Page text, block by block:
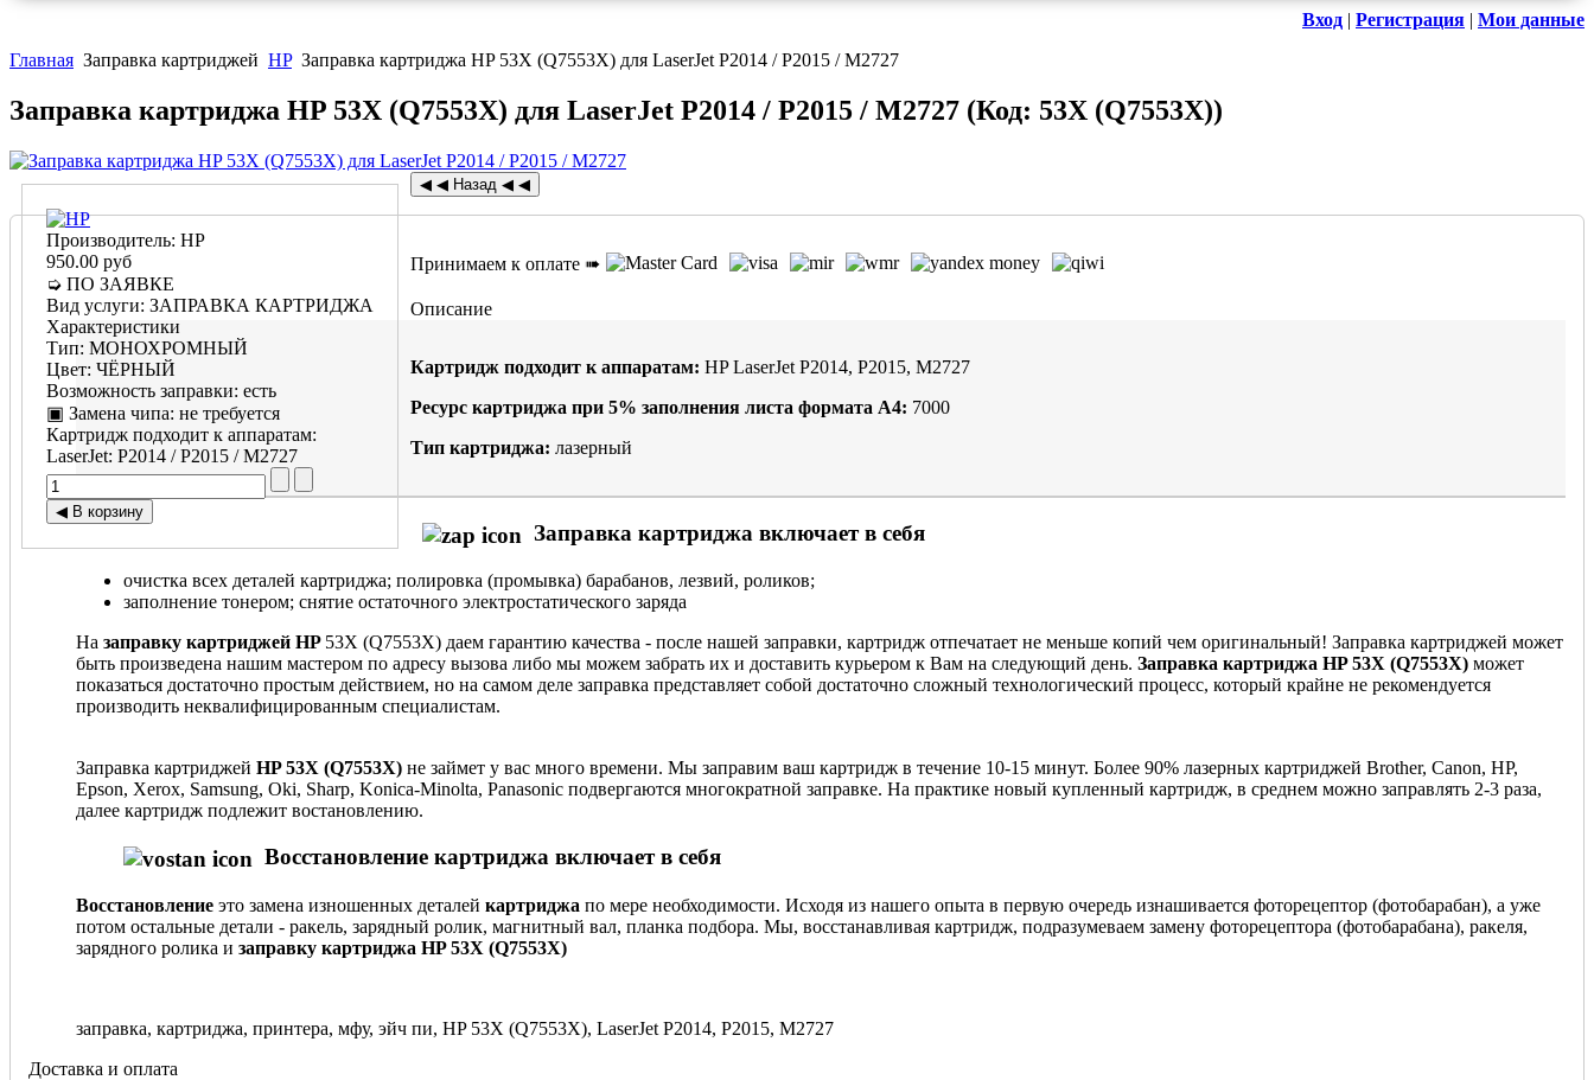
Вход | Регистрация | Мои данные
Главная Заправка картриджей HP Заправка картриджа HP 53X (Q7553X) для LaserJet P2014 / P2015 / M2727
Заправка картриджа HP 53X (Q7553X) для LaserJet P2014 / P2015 / M2727 (Код: 53X (Q7553X))
Производитель: HP
950.00 руб
➭ ПО ЗАЯВКЕ
Вид услуги: ЗАПРАВКА КАРТРИДЖА
Характеристики
Тип: МОНОХРОМНЫЙ
Цвет: ЧЁРНЫЙ
Возможность заправки: есть
▣ Замена чипа: не требуется
Картридж подходит к аппаратам:
LaserJet: P2014 / P2015 / M2727
Принимаем к оплате ➠
Описание
Картридж подходит к аппаратам: HP LaserJet P2014, P2015, M2727
Ресурс картриджа при 5% заполнения листа формата А4: 7000
Тип картриджа: лазерный
Заправка картриджа включает в себя
очистка всех деталей картриджа; полировка (промывка) барабанов, лезвий, роликов;
заполнение тонером; снятие остаточного электростатического заряда
На заправку картриджей HP 53X (Q7553X) даем гарантию качества - после нашей заправки, картридж отпечатает не меньше копий чем оригинальный! Заправка картриджей может
быть произведена нашим мастером по адресу вызова либо мы можем забрать их и доставить курьером к Вам на следующий день. Заправка картриджа HP 53X (Q7553X) может
показаться достаточно простым действием, но на самом деле заправка представляет собой достаточно сложный технологический процесс, который крайне не рекомендуется
производить неквалифицированным специалистам.
Заправка картриджей HP 53X (Q7553X) не займет у вас много времени. Мы заправим ваш картридж в течение 10-15 минут. Более 90% лазерных картриджей Brother, Canon, HP,
Epson, Xerox, Samsung, Oki, Sharp, Konica-Minolta, Panasonic подвергаются многократной заправке. На практике новый купленный картридж, в среднем можно заправлять 2-3 раза,
далее картридж подлежит востановлению.
Восстановление картриджа включает в себя
Восстановление это замена изношенных деталей картриджа по мере необходимости. Исходя из нашего опыта в первую очередь изнашивается фоторецептор (фотобарабан), а уже
потом остальные детали - ракель, зарядный ролик, магнитный вал, планка подбора. Мы, восстанавливая картридж, подразумеваем замену фоторецептора (фотобарабана), ракеля,
зарядного ролика и заправку картриджа HP 53X (Q7553X)
заправка, картриджа, принтера, мфу, эйч пи, HP 53X (Q7553X), LaserJet P2014, P2015, M2727
Доставка и оплата